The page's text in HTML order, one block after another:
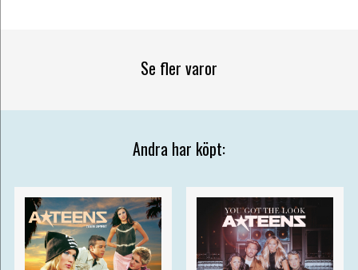
Se fler varor
Andra har köpt: